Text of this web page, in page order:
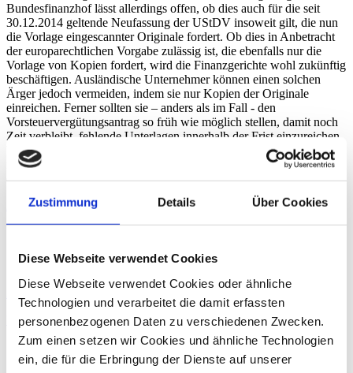
Zustimmung Details Über Cookies
Diese Webseite verwendet Cookies
Diese Webseite verwendet Cookies oder ähnliche
Technologien und verarbeitet die damit erfassten
personenbezogenen Daten zu verschiedenen Zwecken.
Zum einen setzen wir Cookies und ähnliche Technologien
ein, die für die Erbringung der Dienste auf unserer
Bundesfinanzhof lässt allerdings offen, ob dies auch für die seit
30.12.2014 geltende Neufassung der UStDV insoweit gilt, die nun
die Vorlage eingescannter Originale fordert. Ob dies in Anbetracht
der europarechtlichen Vorgabe zulässig ist, die ebenfalls nur die
Vorlage von Kopien fordert, wird die Finanzgerichte wohl zukünftig
beschäftigen. Ausländische Unternehmer können einen solchen
Ärger jedoch vermeiden, indem sie nur Kopien der Originale
einreichen. Ferner sollten sie – anders als im Fall - den
Vorsteuervergütungsantrag so früh wie möglich stellen, damit noch
Zeit verbleibt, fehlende Unterlagen innerhalb der Frist einzureichen.
Unabhängig hiervon muss sich die deutsche Finanzverwaltung
fragen lassen, ob derartige Anforderungen im Rahmen einer
elektronischen Übermittlung noch zeitgemäß sind.
Zurück
Steuerberater
Umsatzsteuerberatung